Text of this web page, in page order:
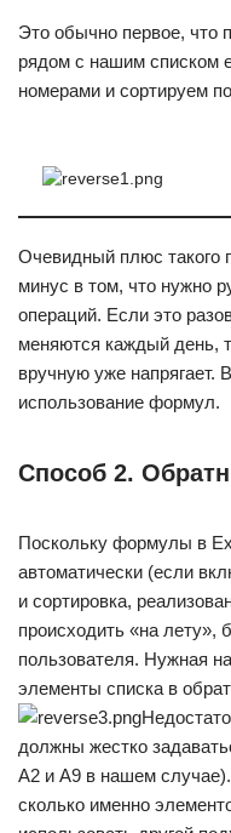
Это обычно первое, что
рядом с нашим списком
номерами и сортируем
Очевидный плюс такого
минус в том, что нужно
операций. Если это
меняются каждый день,
вручную уже напрягает.
использование формул.
Способ 2.
Поскольку формулы в
автоматически (если
и сортировка,
происходить «на лету»,
пользователя. Нужная
элементы списка в
должны жестко
A2 и A9 в нашем
сколько именно